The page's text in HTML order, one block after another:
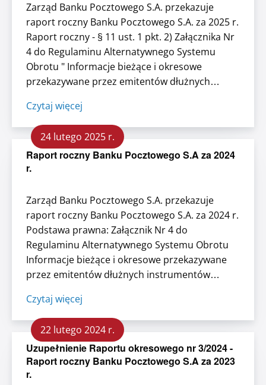
Zarząd Banku Pocztowego S.A. przekazuje
raport roczny Banku Pocztowego S.A. za 2025 r.
Raport roczny - § 11 ust. 1 pkt. 2) Załącznika Nr
4 do Regulaminu Alternatywnego Systemu
Obrotu " Informacje bieżące i okresowe
przekazywane przez emitentów dłużnych
systemie obrotu na Catalyst " Podpisy osób
reprezentujących spółkę - Piotr Piechota...
Czytaj więcej
24 lutego 2025 r.
Raport roczny Banku Pocztowego S.A za 2024
r.
Zarząd Banku Pocztowego S.A. przekazuje
raport roczny Banku Pocztowego S.A. za 2024 r.
Podstawa prawna: Załącznik Nr 4 do
Regulaminu Alternatywnego Systemu Obrotu
Informacje bieżące i okresowe przekazywane
przez emitentów dłużnych instrumentów
na Catalyst. ...
Czytaj więcej
22 lutego 2024 r.
Uzupełnienie Raportu okresowego nr 3/2024 -
Raport roczny Banku Pocztowego S.A za 2023
r.